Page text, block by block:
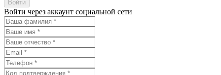
Войти через аккаунт социальной сети